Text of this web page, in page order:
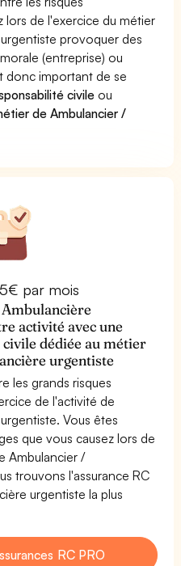
lors de l'exercice du métier
provoquer des
(entreprise) ou
donc important de se
civile ou
de Ambulancier /
par mois
activité avec une
dédiée au métier
urgentiste
les grands risques
de l'activité de
Vous êtes
que vous causez lors de
Ambulancier /
trouvons l'assurance RC
urgentiste la plus
RC PRO